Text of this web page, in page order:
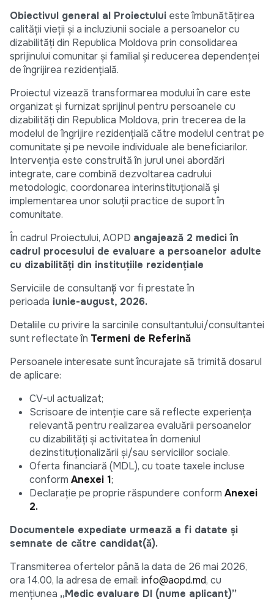
Obiectivul general al Proiectului este îmbunătățirea
calității vieții și a incluziunii sociale a persoanelor cu
dizabilități din Republica Moldova prin consolidarea
sprijinului comunitar și familial și reducerea dependenței
de îngrijirea rezidențială.
Proiectul vizează transformarea modului în care este
organizat și furnizat sprijinul pentru persoanele cu
dizabilități din Republica Moldova, prin trecerea de la
modelul de îngrijire rezidențială către modelul centrat pe
comunitate și pe nevoile individuale ale beneficiarilor.
Intervenția este construită în jurul unei abordări
integrate, care combină dezvoltarea cadrului
metodologic, coordonarea interinstituțională și
implementarea unor soluții practice de suport în
comunitate.
În cadrul Proiectului, AOPD angajează 2 medici în
cadrul procesului de evaluare a persoanelor adulte
cu dizabilități din instituțiile rezidențiale
Serviciile de consultanță vor fi prestate în
perioada iunie-august, 2026.
Detaliile cu privire la sarcinile consultantului/consultantei
sunt reflectate în Termeni de Referință
Persoanele interesate sunt încurajate să trimită dosarul
de aplicare:
CV-ul actualizat;
Scrisoare de intenție care să reflecte experiența
relevantă pentru realizarea evaluării persoanelor
cu dizabilități și activitatea în domeniul
dezinstituționalizării și/sau serviciilor sociale.
Oferta financiară (MDL), cu toate taxele incluse
conform Anexei 1;
Declarație pe proprie răspundere conform Anexei
2.
Documentele expediate urmează a fi datate și
semnate de către candidat(ă).
Transmiterea ofertelor până la data de 26 mai 2026,
ora 14.00, la adresa de email: info@aopd.md, cu
mențiunea „Medic evaluare DI (nume aplicant)”